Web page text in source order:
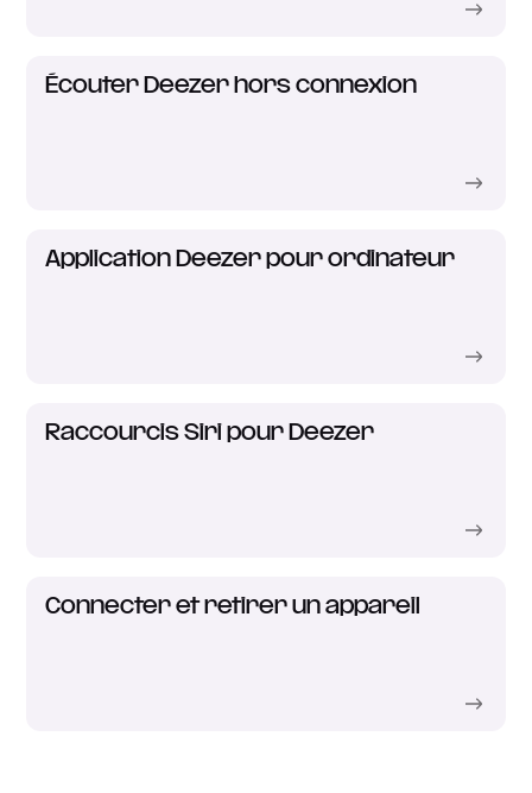
Écouter Deezer hors connexion
Application Deezer pour ordinateur
Raccourcis Siri pour Deezer
Connecter et retirer un appareil